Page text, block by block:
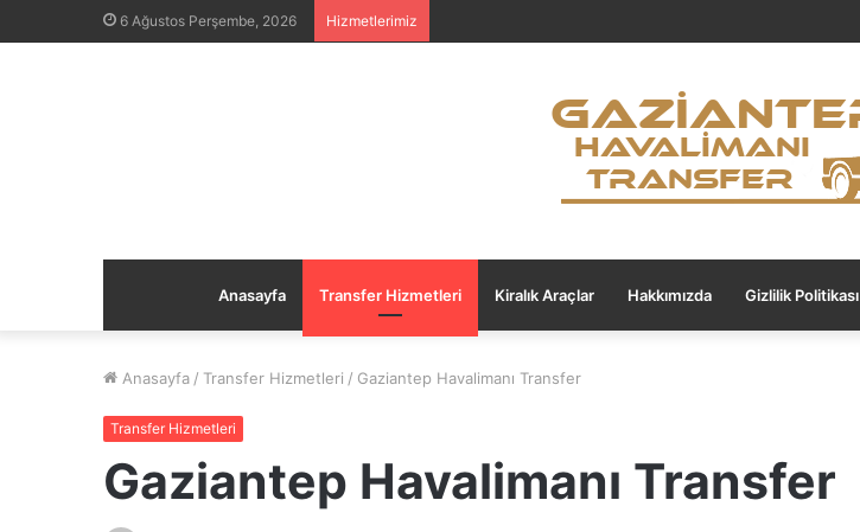
6 Ağustos Perşembe, 2026 Hizmetlerimiz
Anasayfa Transfer Hizmetleri Kiralık Araçlar Hakkımızda Gizlilik Politikası
Anasayfa / Transfer Hizmetleri / Gaziantep Havalimanı Transfer
Transfer Hizmetleri
Gaziantep Havalimanı Transfer